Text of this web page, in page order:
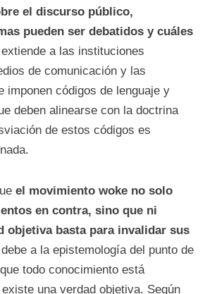
el discurso público,
pueden ser debatidos y cuáles
a las instituciones
de comunicación y las
imponen códigos de lenguaje y
deben alinearse con la doctrina
de estos códigos es
el movimiento woke no solo
en contra, sino que ni
objetiva basta para invalidar sus
a la epistemología del punto de
todo conocimiento está
una verdad objetiva. Según